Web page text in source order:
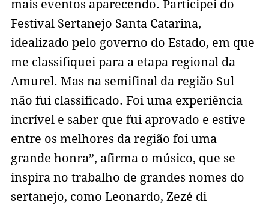
mais eventos aparecendo. Participei do
Festival Sertanejo Santa Catarina,
idealizado pelo governo do Estado, em que
me classifiquei para a etapa regional da
Amurel. Mas na semifinal da região Sul
não fui classificado. Foi uma experiência
incrível e saber que fui aprovado e estive
entre os melhores da região foi uma
grande honra”, afirma o músico, que se
inspira no trabalho de grandes nomes do
sertanejo, como Leonardo, Zezé di